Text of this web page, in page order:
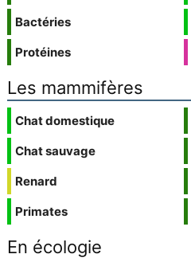
Bactéries
Protéines
Les mammifères
Chat domestique
Chat sauvage
Renard
Primates
En écologie